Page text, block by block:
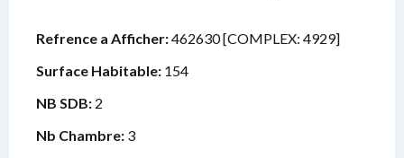
Refrence a Afficher:462630 [COMPLEX: 4929]
Surface Habitable: 154
NB SDB: 2
Nb Chambre: 3